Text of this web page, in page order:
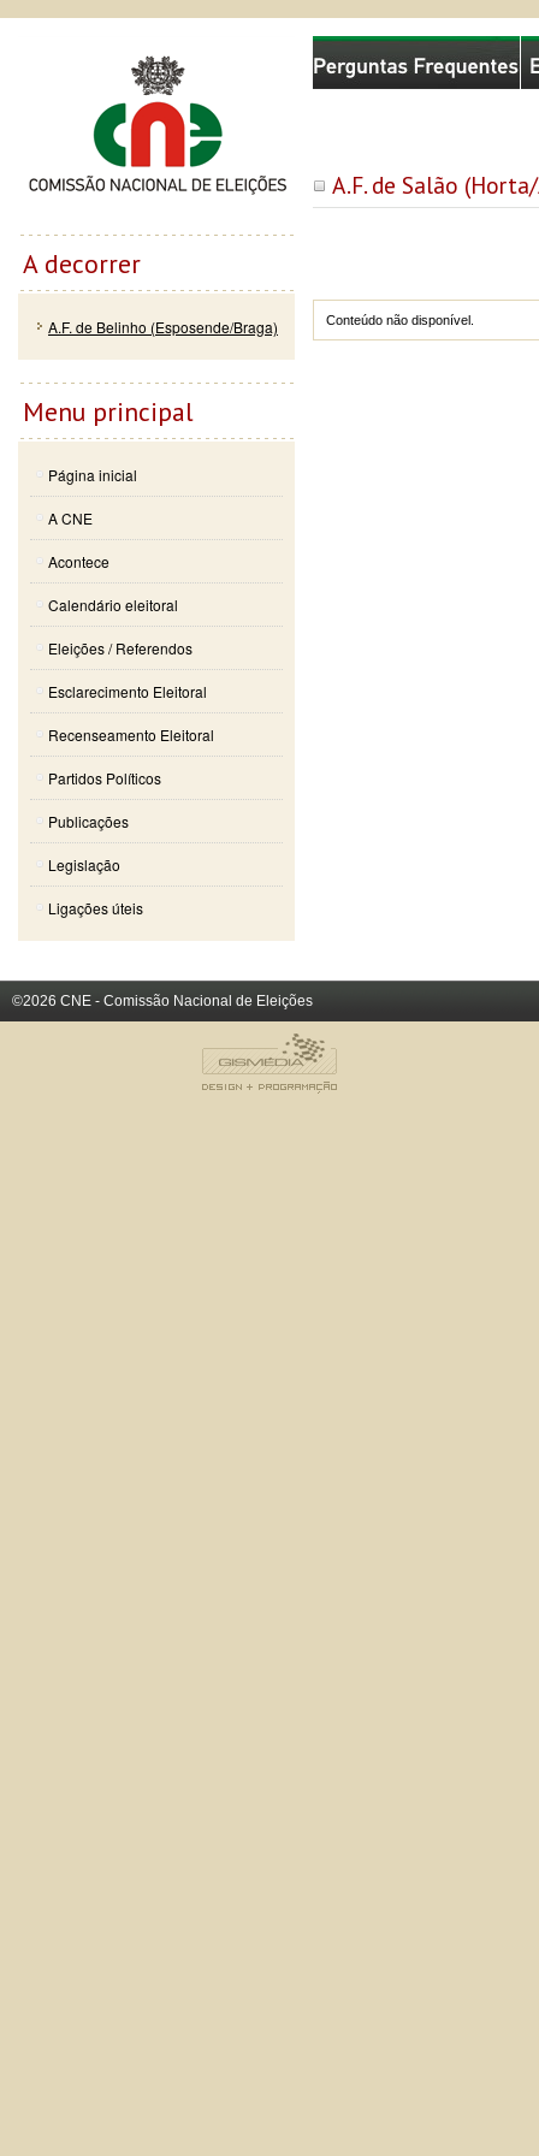
A.F. de Salão
Conteúdo não disponível.
Comissão Nacional de Eleições
A decorrer
A.F. de Belinho (Esposende/Braga)
Menu principal
Página inicial
A CNE
Acontece
Calendário eleitoral
Eleições / Referendos
Esclarecimento Eleitoral
Recenseamento Eleitoral
Partidos Políticos
Publicações
Legislação
Ligações úteis
©2026 CNE - Comissão Nacional de Eleições